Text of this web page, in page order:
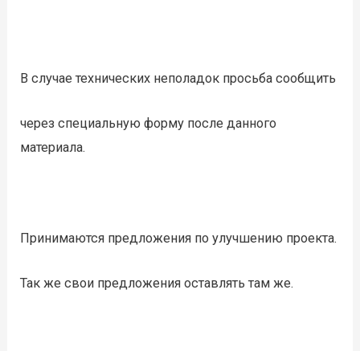
В случае технических неполадок просьба сообщить
через специальную форму после данного
материала.
Принимаются предложения по улучшению проекта.
Так же свои предложения оставлять там же.